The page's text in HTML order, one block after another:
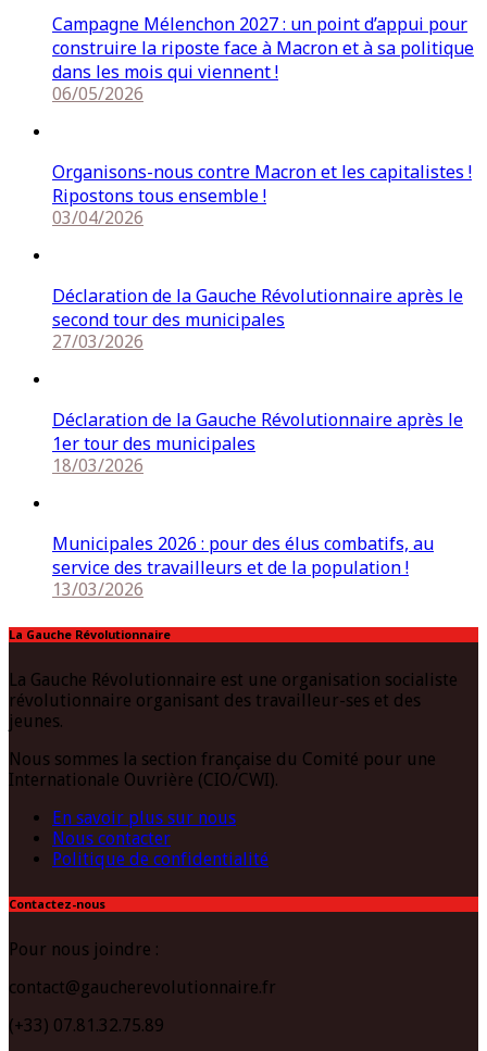
Campagne Mélenchon 2027 : un point d’appui pour
construire la riposte face à Macron et à sa politique
dans les mois qui viennent !
06/05/2026
Organisons-nous contre Macron et les capitalistes !
Ripostons tous ensemble !
03/04/2026
Déclaration de la Gauche Révolutionnaire après le
second tour des municipales
27/03/2026
Déclaration de la Gauche Révolutionnaire après le
1er tour des municipales
18/03/2026
Municipales 2026 : pour des élus combatifs, au
service des travailleurs et de la population !
13/03/2026
La Gauche Révolutionnaire
La Gauche Révolutionnaire est une organisation socialiste
révolutionnaire organisant des travailleur-ses et des
jeunes.
Nous sommes la section française du Comité pour une
Internationale Ouvrière (CIO/CWI).
En savoir plus sur nous
Nous contacter
Politique de confidentialité
Contactez-nous
Pour nous joindre :
contact@gaucherevolutionnaire.fr
(+33) 07.81.32.75.89